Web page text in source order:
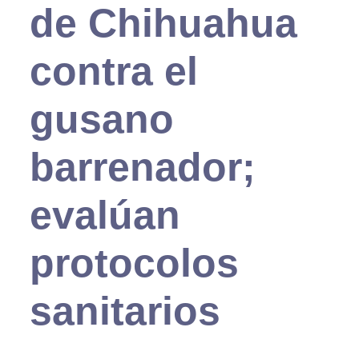
de Chihuahua
contra el
gusano
barrenador;
evalúan
protocolos
sanitarios